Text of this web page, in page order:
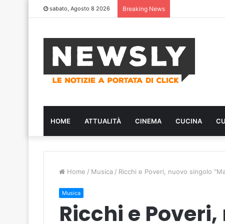
sabato, Agosto 8 2026 Breaking News
HOME ATTUALITÀ CINEMA CUCINA
Home / Musica / Ricchi e Poveri, nuovo singolo
Musica
Ricchi e